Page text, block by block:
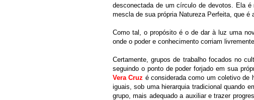
desconectada de um círculo de devotos. Ela
mescla de sua própria Natureza Perfeita, que é
Como tal, o propósito é o de dar à luz uma
onde o poder e conhecimento corriam
Certamente, grupos de trabalho focados no
seguindo o ponto de poder forjado em sua
Vera Cruz é considerada como um coletivo de
iguais, sob uma hierarquia tradicional quando
grupo, mais adequado a auxiliar e trazer